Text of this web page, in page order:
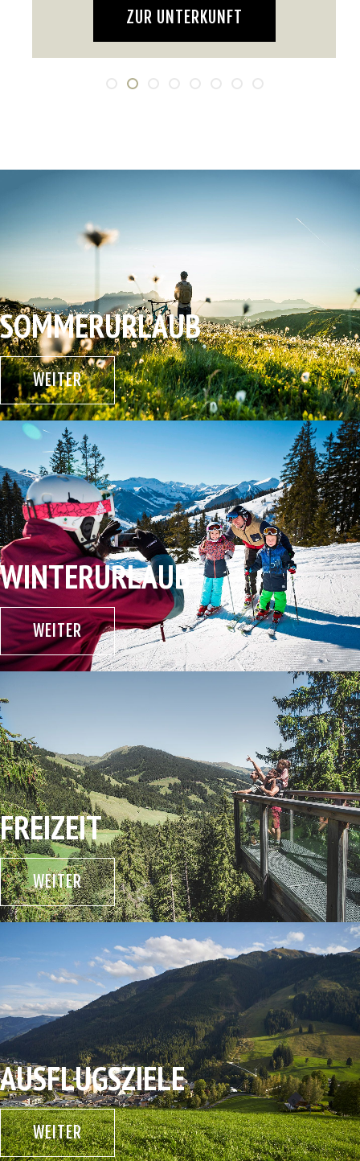
ZUR UNTERKUNFT
SOMMERURLAUB
WEITER
WINTERURLAUB
WEITER
FREIZEIT
WEITER
AUSFLUGSZIELE
WEITER